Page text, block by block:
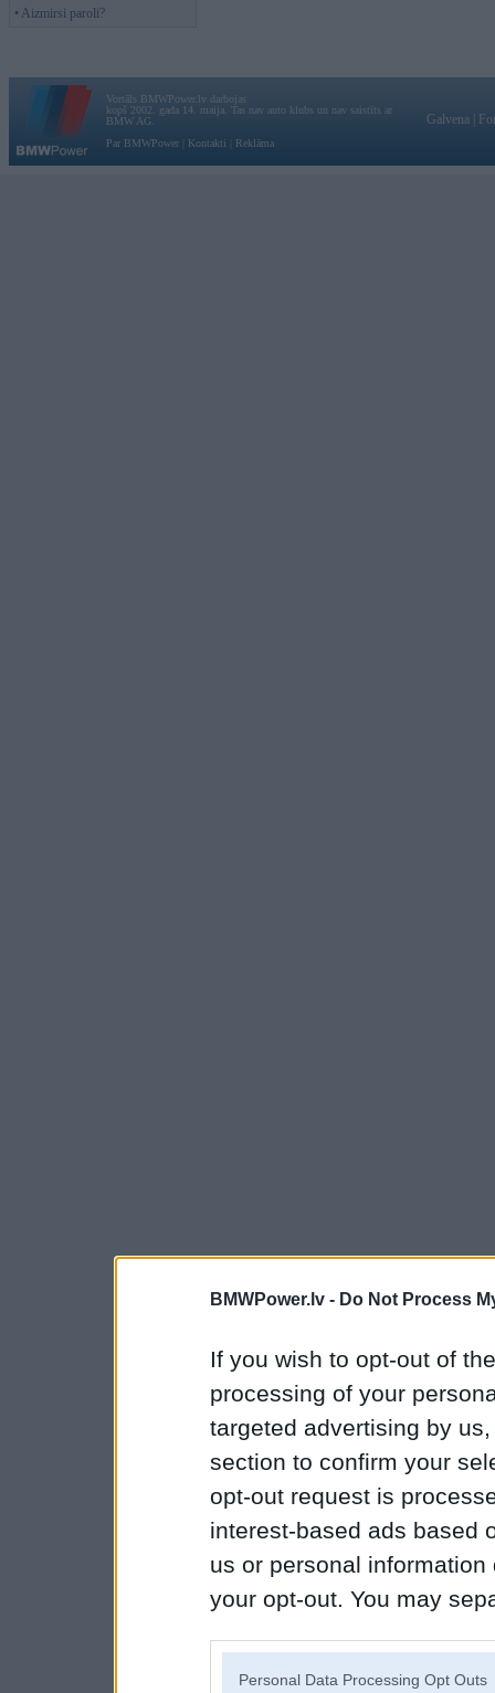
BMWPower.lv - Do Not Process
If you wish to opt-out of
processing of your
targeted advertising by
section to confirm your
opt-out request is
interest-based ads based
us or personal
your opt-out. You may
Personal Data Processing Opt Outs
• Aizmirsi paroli?
Vortāls BMWPower.lv darbojas
kopš 2002. gada 14. maija. Tas nav auto klubs un nav saistīts ar
BMW AG.
Par BMWPower
Kontakti Reklāma
Galvena